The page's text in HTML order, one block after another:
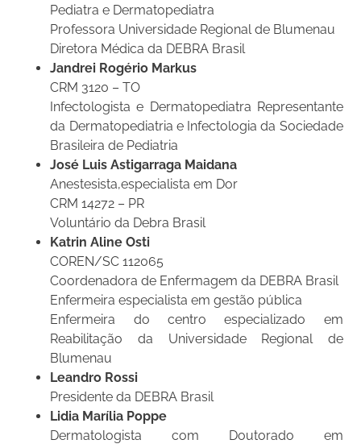
Pediatra e Dermatopediatra
Professora Universidade Regional de Blumenau
Diretora Médica da DEBRA Brasil
Jandrei Rogério Markus
CRM 3120 – TO
Infectologista e Dermatopediatra Representante
da Dermatopediatria e Infectologia da Sociedade
Brasileira de Pediatria
José Luis Astigarraga Maidana
Anestesista,especialista em Dor
CRM 14272 – PR
Voluntário da Debra Brasil
Katrin Aline Osti
COREN/SC 112065
Coordenadora de Enfermagem da DEBRA Brasil
Enfermeira especialista em gestão pública
Enfermeira do centro especializado em
Reabilitação da Universidade Regional de
Blumenau
Leandro Rossi
Presidente da DEBRA Brasil
Lidia Marília Poppe
Dermatologista com Doutorado em